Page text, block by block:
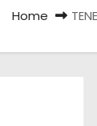
Home